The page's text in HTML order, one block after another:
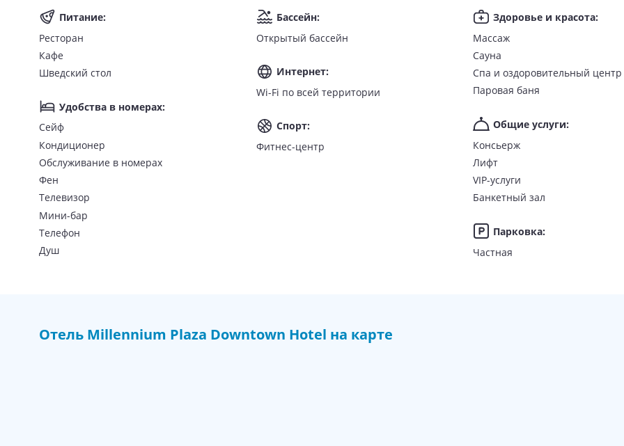
кондиционер;
мини-бар;
чайник, принадлежности для чая и кофе;
Питание
Доступны следующие концепции питания:
Room Only (RO) — размещение без питания;
Half Board (HB) — полупансион, входят завтрак и ужин;
Full Board (FB) — полный пансион, включено трехразовое питание: завтрак, обед, ужин.
На территории отеля работает ресторан Al Dana с интернациональной кухней в формате «шведский стол
Harvester, ресторан интернациональной кухни Trader Vic's, кафе Cappuccino's.
открытыйбассейн;
Питание:
Ресторан
Кафе
Шведский стол
Удобства в номерах:
Сейф
Кондиционер
Обслуживание в номерах
Фен
Телевизор
Мини-бар
Телефон
Душ
Бассейн:
Открытый бассейн
Интернет:
Wi-Fi по всей территории
Спорт:
Фитнес-центр
Здоровье и красота:
Массаж
Сауна
Спа и оздоровительный центр
Паровая баня
Общие услуги:
Консьерж
Лифт
VIP-услуги
Банкетный зал
Парковка:
Частная
Отель Millennium Plaza Downtown Hotel на карте